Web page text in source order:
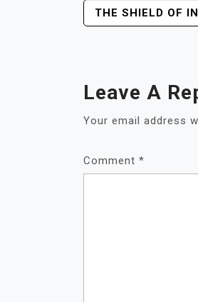
POST
NAVIGATION
THE SHIELD OF
Leave A
Your email address
Comment *